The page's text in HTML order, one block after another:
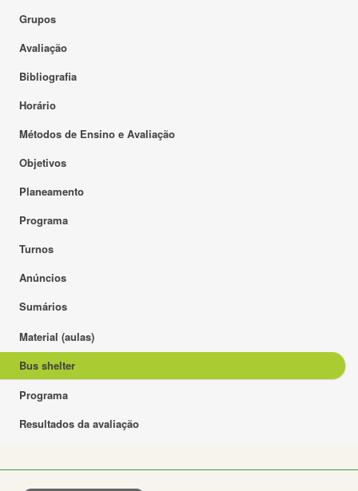
Grupos
Avaliação
Bibliografia
Horário
Métodos de Ensino e Avaliação
Objetivos
Planeamento
Programa
Turnos
Anúncios
Sumários
Material (aulas)
Bus shelter
Programa
Resultados da avaliação